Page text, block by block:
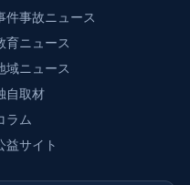
件事故ニュース
育ニュース
域ニュース
自取材
ラム
益サイト